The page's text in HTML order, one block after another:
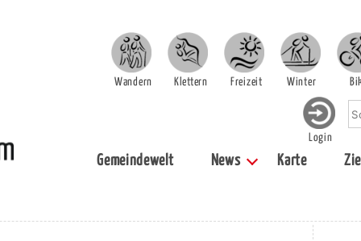
Wandern Klettern Freizeit Winter
Login
Gemeindewelt News Karte